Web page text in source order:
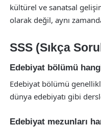
kültürel ve sanatsal
olarak değil, aynı
SSS (Sıkça
Edebiyat bölümü
Edebiyat bölümü
dünya edebiyatı gibi
Edebiyat mezunları